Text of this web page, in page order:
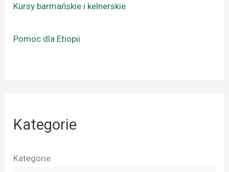
Kursy barmańskie i kelnerskie
Pomoc dla Etiopii
Kategorie
Kategorie